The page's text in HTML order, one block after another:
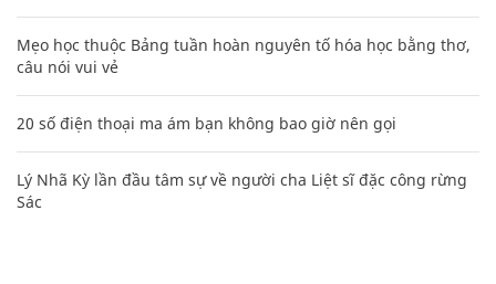
Mẹo học thuộc Bảng tuần hoàn nguyên tố hóa học bằng thơ,
câu nói vui vẻ
20 số điện thoại ma ám bạn không bao giờ nên gọi
Lý Nhã Kỳ lần đầu tâm sự về người cha Liệt sĩ đặc công rừng
Sác